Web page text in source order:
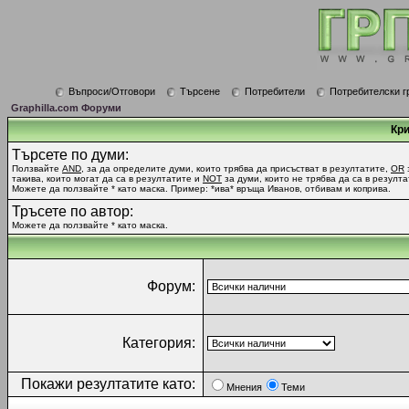
Въпроси/Отговори Търсене Потребители
Потребителски
Graphilla.com Форуми
Търсете по думи:
Ползвайте AND , за да определите думи, които трябва да присъстват в резултатите, OR
такива, които могат да са в резултатите и NOT за думи, които не трябва да са в
Можете да ползвайте * като маска. Пример: *ива* връща Иванов, отбивам и коприва.
Тръсете по автор:
Можете да ползвайте * като маска.
Форум:
Категория:
Покажи резултатите като: Мнения Теми